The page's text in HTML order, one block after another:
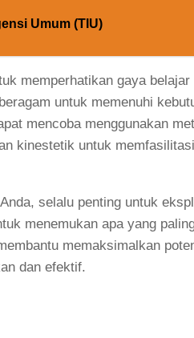
Umum (TIU)
memperhatikan gaya
untuk memenuhi
mencoba menggunakan
kinestetik untuk
selalu penting untuk
menemukan apa yang
memaksimalkan
dan efektif.